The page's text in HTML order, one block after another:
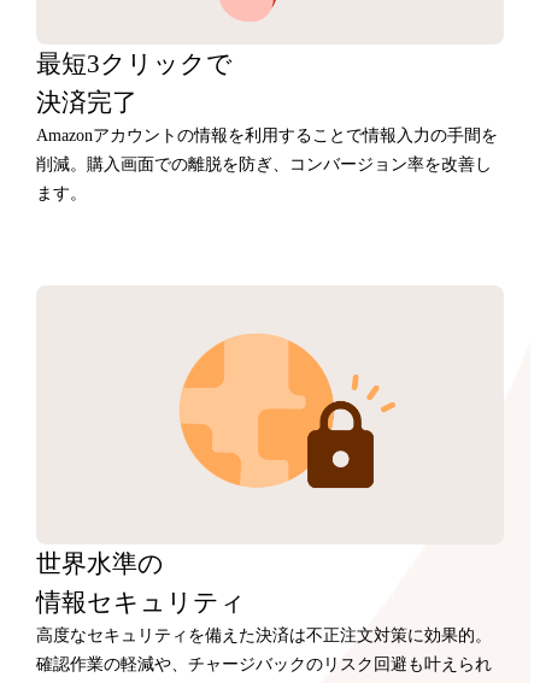
最短3クリックで
決済完了
Amazonアカウントの情報を利用することで情報入力の手間を
削減。購入画面での離脱を防ぎ、コンバージョン率を改善し
ます。
世界水準の
情報セキュリティ
高度なセキュリティを備えた決済は不正注文対策に効果的。
確認作業の軽減や、チャージバックのリスク回避も叶えられ